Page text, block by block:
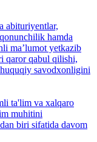
abituriyentlar,
hamda
maʼlumot yetkazib
qaror qabul qilishi,
savodxonligini
ta'lim va xalqaro
muhitini
biri sifatida davom